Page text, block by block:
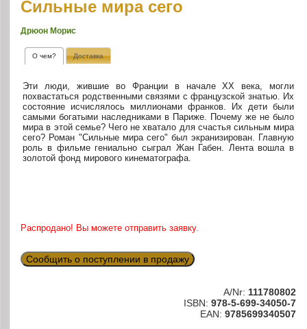
Сильные мира сего
Дрюон Морис
О чем? Доставка
Эти люди, жившие во Франции в начале XX века, могли
похвастаться родственными связями с французской знатью. Их
состояние исчислялось миллионами франков. Их дети были
самыми богатыми наследниками в Париже. Почему же не было
мира в этой семье? Чего не хватало для счастья сильным мира
сего? Роман "Сильные мира сего" был экранизирован. Главную
роль в фильме гениально сыграл Жан Габен. Лента вошла в
золотой фонд мирового кинематографа.
Распродано! Вы можете отправить заявку.
Сообщить о поступлении в продажу
A/Nr: 111780802
ISBN: 978-5-699-34050-7
EAN: 9785699340507